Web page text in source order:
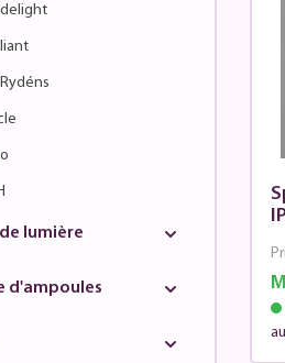
& Honsel
Light
lumière
d'ampoules